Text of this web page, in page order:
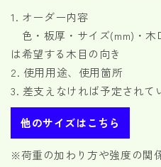
1. オーダー内容
色・板厚・サイズ(mm)・木
は希望する木目の向き
2. 使用用途、使用箇所
3. 差支えなければ予定されて
他のサイズはこちら
※荷重の加わり方や強度の関